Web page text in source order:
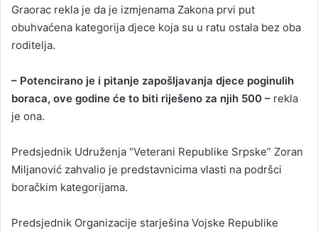
Graorac rekla je da je izmjenama Zakona prvi put
obuhvaćena kategorija djece koja su u ratu ostala bez oba
roditelja.
– Potencirano je i pitanje zapošljavanja djece poginulih
boraca, ove godine će to biti riješeno za njih 500 – rekla
je ona.
Predsjednik Udruženja “Veterani Republike Srpske” Zoran
Miljanović zahvalio je predstavnicima vlasti na podršci
boračkim kategorijama.
Predsjednik Organizacije starješina Vojske Republike